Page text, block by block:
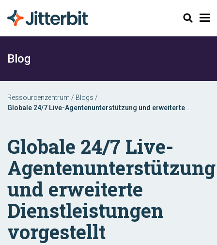
Suchen
Blog
Ressourcenzentrum / Blogs /
Globale 24/7 Live-Agentenunterstützung und erweiterte
Globale 24/7 Live-
Agentenunterstützung
und erweiterte
Dienstleistungen
vorgestellt